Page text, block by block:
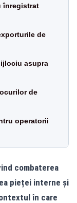
înregistrat
de
asupra
de
operatorii
combaterea
pieței interne și
în care